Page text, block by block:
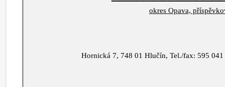
okres Opava,
Hornická 7, 748 01 Hlučín, Tel./fax: 595